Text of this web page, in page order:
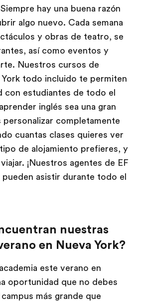
hay una buena razón
algo nuevo. Cada semana
y obras de teatro, se
así como eventos y
Nuestros cursos de
todo incluido te permiten
con estudiantes de todo el
inglés sea una gran
personalizar completamente
cuantas clases quieres ver
de alojamiento prefieres, y
¡Nuestros agentes de EF
pueden asistir durante todo el
nuestras
en Nueva York?
este verano en
oportunidad que no debes
más grande que